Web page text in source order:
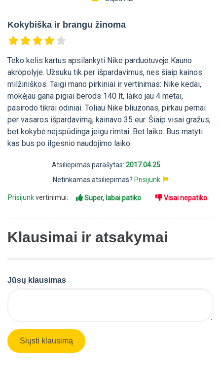
Kokybiška ir brangu žinoma
Teko kelis kartus apsilankyti Nike parduotuvėje Kauno
akropolyje. Užsuku tik per išpardavimus, nes šiaip kainos
milžiniškos. Taigi mano pirkiniai ir vertinimas: Nike kedai,
mokėjau gana pigiai berods 140 lt, laiko jau 4 metai,
pasirodo tikrai odiniai. Toliau Nike bliuzonas, pirkau pernai
per vasaros išpardavimą, kainavo 35 eur. Šiaip visai gražus,
bet kokybė neįspūdinga jeigu rimtai. Bet laiko. Bus matyti
kas bus po ilgesnio naudojimo laiko.
Atsiliepimas parašytas: 2017.04.25
Netinkamas atsiliepimas? Prisijunk
Prisijunkvertinimui: Super, labai patiko Visai nepatiko
Klausimai ir atsakymai
Jūsų klausimas